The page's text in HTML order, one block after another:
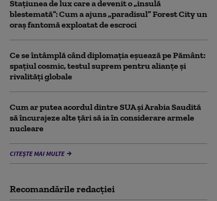
Stațiunea de lux care a devenit o „insulă
blestemată”: Cum a ajuns „paradisul” Forest City un
oraș fantomă exploatat de escroci
Ce se întâmplă când diplomația eșuează pe Pământ:
spațiul cosmic, testul suprem pentru alianțe și
rivalități globale
Cum ar putea acordul dintre SUA și Arabia Saudită
să încurajeze alte țări să ia în considerare armele
nucleare
CITEȘTE MAI MULTE
Recomandările redacţiei